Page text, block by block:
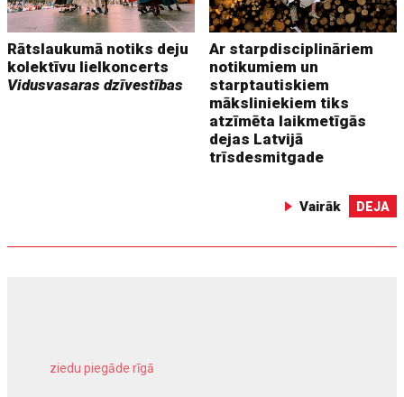
Rātslaukumā notiks deju
kolektīvu lielkoncerts
Vidusvasaras dzīvestības
Ar starpdisciplināriem
notikumiem un
starptautiskiem
māksliniekiem tiks
atzīmēta laikmetīgās
dejas Latvijā
trīsdesmitgade
Vairāk DEJA
ziedu piegāde rīgā